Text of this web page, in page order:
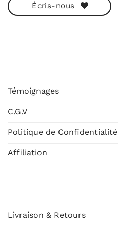
Écris-nous
Témoignages
C.G.V
Politique de Confidentialité
Affiliation
Livraison & Retours